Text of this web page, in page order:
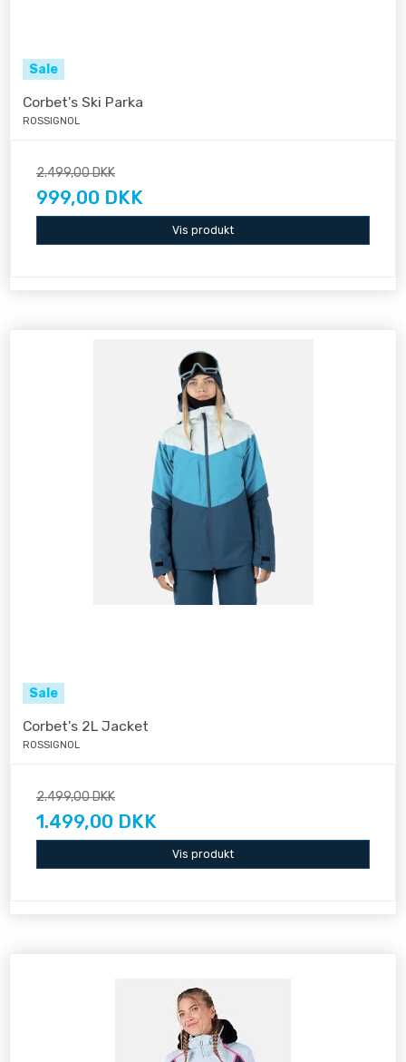
Sale
Corbet's Ski Parka
ROSSIGNOL
2.499,00 DKK
999,00 DKK
Vis produkt
Sale
Corbet's 2L Jacket
ROSSIGNOL
2.499,00 DKK
1.499,00 DKK
Vis produkt